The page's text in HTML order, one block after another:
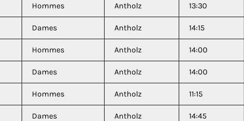
Hommes Antholz 13:30
Dames Antholz 14:15
Hommes Antholz 14:00
Dames Antholz 14:00
Hommes Antholz 11:15
Dames Antholz 14:45